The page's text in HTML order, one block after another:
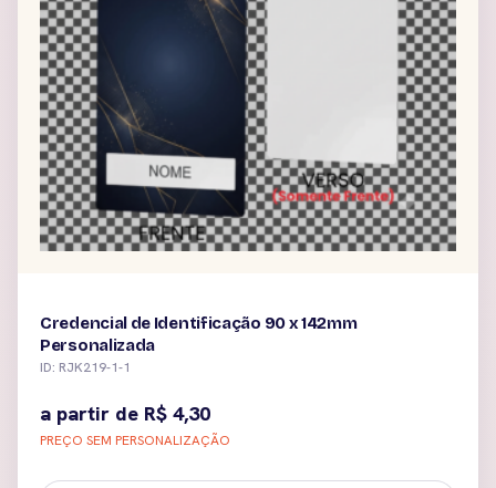
Credencial de Identificação 90 x 142mm
Personalizada
ID: RJK219-1-1
a partir de R$ 4,30
PREÇO SEM PERSONALIZAÇÃO